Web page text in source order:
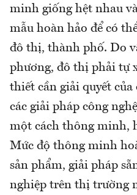
minh giống hệt nhau
mẫu hoàn hảo để có
đô thị, thành phố. Do
phương, đô thị phải tự
thiết cần giải quyết
các giải pháp công
một cách thông minh,
Mức độ thông minh
sản phẩm, giải pháp
nghiệp trên thị trường